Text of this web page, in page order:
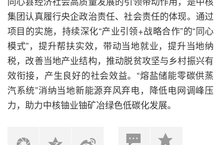
集团认真履行央企政治责任、社会责任的体现。通过
项目的实施，持续深化“产业引领+战略合作”的“同心
模式”，提升帮扶实效，带动当地就业，提升当地纳
税，改善当地产业结构，推动脱贫攻坚与乡村振兴有
效衔接，产生良好的社会效益。“熔盐储能零碳供蒸
汽系统”消纳当地新能源弃风弃电，降低电网调峰压
力，助力中核铀业铀矿冶绿色低碳化发展。